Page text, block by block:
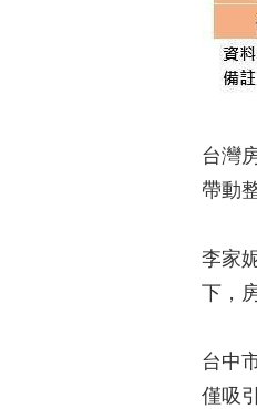
台灣
帶動
李家
下，
台中
僅吸